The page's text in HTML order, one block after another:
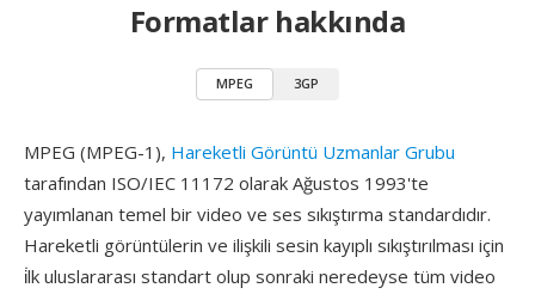
Formatlar hakkında
MPEG 3GP
MPEG (MPEG-1), Hareketli Görüntü Uzmanlar Grubu
tarafından ISO/IEC 11172 olarak Ağustos 1993'te
yayımlanan temel bir video ve ses sıkıştırma standardıdır.
Hareketli görüntülerin ve ilişkili sesin kayıplı sıkıştırılması için
i̇lk uluslararası standart olup sonraki neredeyse tüm video